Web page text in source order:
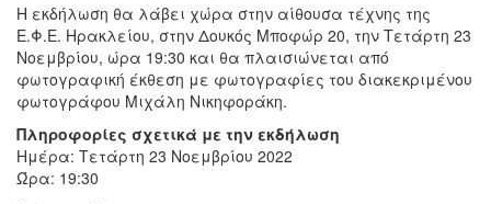
Η εκδήλωση θα λάβει χώρα στην αίθουσα τέχνης της
Ε.Φ.Ε. Ηρακλείου, στην Δουκός Μποφώρ 20, την Τετάρτη 23
Νοεμβρίου, ώρα 19:30 και θα πλαισιώνεται από
φωτογραφική έκθεση με φωτογραφίες του διακεκριμένου
φωτογράφου Μιχάλη Νικηφοράκη.
Πληροφορίες σχετικά με την εκδήλωση
Ημέρα: Τετάρτη 23 Νοεμβρίου 2022
Ώρα: 19:30